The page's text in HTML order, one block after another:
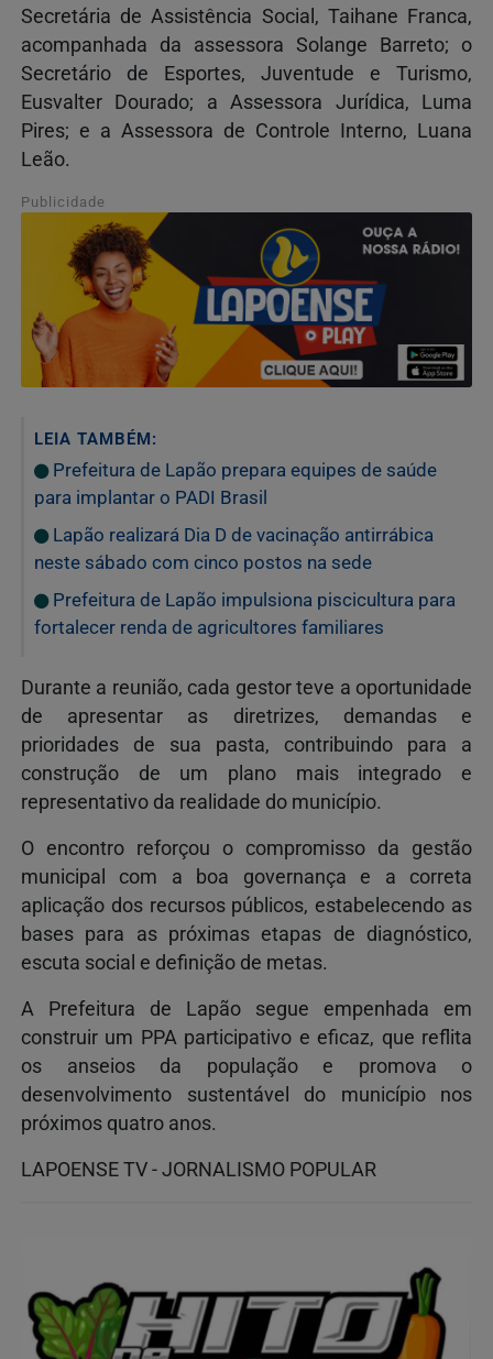
Secretária de Assistência Social, Taihane Franca,
acompanhada da assessora Solange Barreto; o
Secretário de Esportes, Juventude e Turismo,
Eusvalter Dourado; a Assessora Jurídica, Luma
Pires; e a Assessora de Controle Interno, Luana
Leão.
Publicidade
LEIA TAMBÉM:
Prefeitura de Lapão prepara equipes de saúde
para implantar o PADI Brasil
Lapão realizará Dia D de vacinação antirrábica
neste sábado com cinco postos na sede
Prefeitura de Lapão impulsiona piscicultura para
fortalecer renda de agricultores familiares
Durante a reunião, cada gestor teve a oportunidade
de apresentar as diretrizes, demandas e
prioridades de sua pasta, contribuindo para a
construção de um plano mais integrado e
representativo da realidade do município.
O encontro reforçou o compromisso da gestão
municipal com a boa governança e a correta
aplicação dos recursos públicos, estabelecendo as
bases para as próximas etapas de diagnóstico,
escuta social e definição de metas.
A Prefeitura de Lapão segue empenhada em
construir um PPA participativo e eficaz, que reflita
os anseios da população e promova o
desenvolvimento sustentável do município nos
próximos quatro anos.
LAPOENSE TV - JORNALISMO POPULAR